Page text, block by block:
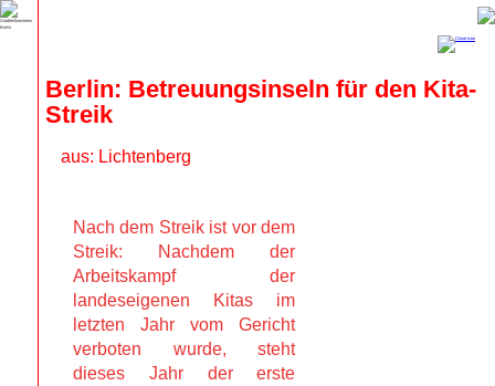
Berlin: Betreuungsinseln für den Kita-
Streik
aus: Lichtenberg
Nach dem Streik ist vor dem
Streik: Nachdem der
Arbeitskampf der
landeseigenen Kitas im
letzten Jahr vom Gericht
verboten wurde, steht
dieses Jahr der erste